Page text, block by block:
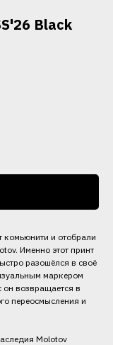
Black
и отобрали
Именно этот принт
разошёлся в своё
маркером
он возвращается в
переосмысления и
Molotov